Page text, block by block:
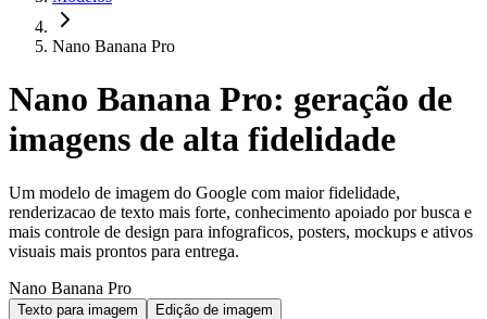
Nano Banana Pro
Nano Banana Pro: geração de
imagens de alta fidelidade
Um modelo de imagem do Google com maior fidelidade,
renderizacao de texto mais forte, conhecimento apoiado por busca e
mais controle de design para infograficos, posters, mockups e ativos
visuais mais prontos para entrega.
Nano Banana Pro
Texto para imagem Edição de imagem